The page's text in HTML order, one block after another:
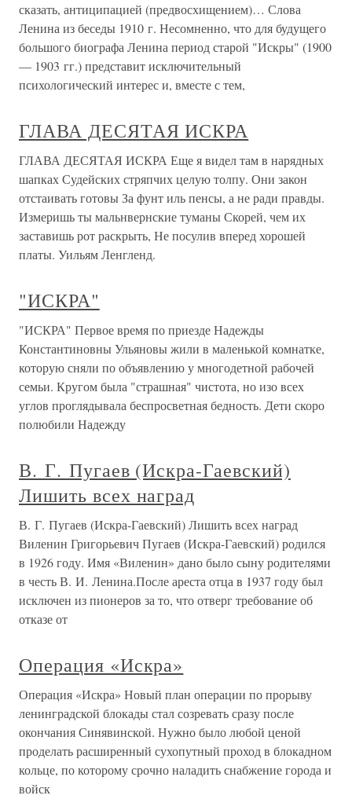
сказать, антиципацией (предвосхищением)… Слова
Ленина из беседы 1910 г. Несомненно, что для будущего
большого биографа Ленина период старой "Искры" (1900
— 1903 гг.) представит исключительный
психологический интерес и, вместе с тем,
ГЛАВА ДЕСЯТАЯ ИСКРА
ГЛАВА ДЕСЯТАЯ ИСКРА Еще я видел там в нарядных
шапках Судейских стряпчих целую толпу. Они закон
отстаивать готовы За фунт иль пенсы, а не ради правды.
Измеришь ты мальнвернские туманы Скорей, чем их
заставишь рот раскрыть, Не посулив вперед хорошей
платы. Уильям Ленгленд.
"ИСКРА"
"ИСКРА" Первое время по приезде Надежды
Константиновны Ульяновы жили в маленькой комнатке,
которую сняли по объявлению у многодетной рабочей
семьи. Кругом была "страшная" чистота, но изо всех
углов проглядывала беспросветная бедность. Дети скоро
полюбили Надежду
В. Г. Пугаев (Искра-Гаевский)
Лишить всех наград
В. Г. Пугаев (Искра-Гаевский) Лишить всех наград
Виленин Григорьевич Пугаев (Искра-Гаевский) родился
в 1926 году. Имя «Виленин» дано было сыну родителями
в честь В. И. Ленина.После ареста отца в 1937 году был
исключен из пионеров за то, что отверг требование об
отказе от
Операция «Искра»
Операция «Искра» Новый план операции по прорыву
ленинградской блокады стал созревать сразу после
окончания Синявинской. Нужно было любой ценой
проделать расширенный сухопутный проход в блокадном
кольце, по которому срочно наладить снабжение города и
войск